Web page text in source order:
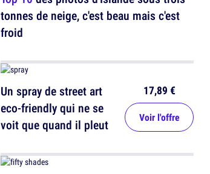
tonnes de neige, c'est beau mais c'est
froid
Un spray de street art
eco-friendly qui ne se
voit que quand il pleut
17,89 €
Voir l'offre